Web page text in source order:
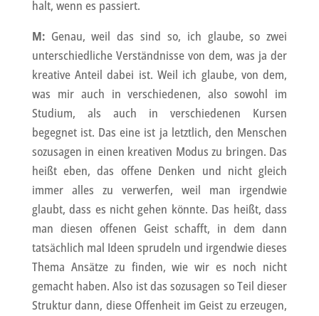
halt, wenn es passiert.
M:Genau, weil das sind so, ich glaube, so zwei
unterschiedliche Verständnisse von dem, was ja der
kreative Anteil dabei ist. Weil ich glaube, von dem,
was mir auch in verschiedenen, also sowohl im
Studium, als auch in verschiedenen Kursen
begegnet ist. Das eine ist ja letztlich, den Menschen
sozusagen in einen kreativen Modus zu bringen. Das
heißt eben, das offene Denken und nicht gleich
immer alles zu verwerfen, weil man irgendwie
glaubt, dass es nicht gehen könnte. Das heißt, dass
man diesen offenen Geist schafft, in dem dann
tatsächlich mal Ideen sprudeln und irgendwie dieses
Thema Ansätze zu finden, wie wir es noch nicht
gemacht haben. Also ist das sozusagen so Teil dieser
Struktur dann, diese Offenheit im Geist zu erzeugen,